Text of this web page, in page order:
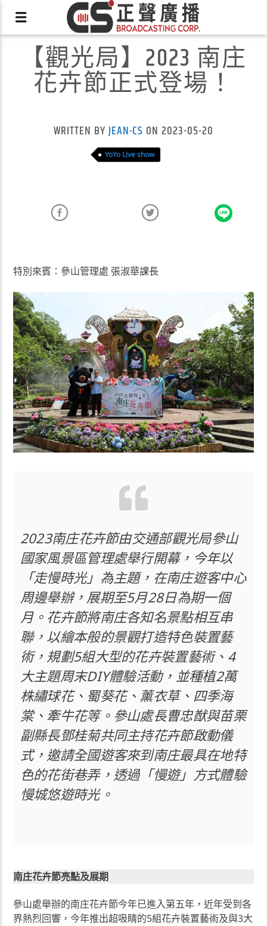
X
【觀光局】2023 南庄
花卉節正式登場！
WRITTEN BY JEAN-CS ON 2023-05-20
YoYo Live show
特別來賓：參山管理處 張淑華課長
2023南庄花卉節由交通部觀光局參山
國家風景區管理處舉行開幕，今年以
「走慢時光」為主題，在南庄遊客中心
周邊舉辦，展期至5月28日為期一個
月。花卉節將南庄各知名景點相互串
聯，以繪本般的景觀打造特色裝置藝
術，規劃5組大型的花卉裝置藝術、4
大主題周末DIY體驗活動，並種植2萬
株繡球花、蜀葵花、薰衣草、四季海
棠、牽牛花等。參山處長曹忠猷與苗栗
副縣長鄧桂菊共同主持花卉節啟動儀
式，邀請全國遊客來到南庄最具在地特
色的花街巷弄，透過「慢遊」方式體驗
慢城悠遊時光。
南庄花卉節亮點及展期
參山處舉辦的南庄花卉節今年已進入第五年，近年受到各
界熱烈回響，今年推出超吸睛的5組花卉裝置藝術及與3大